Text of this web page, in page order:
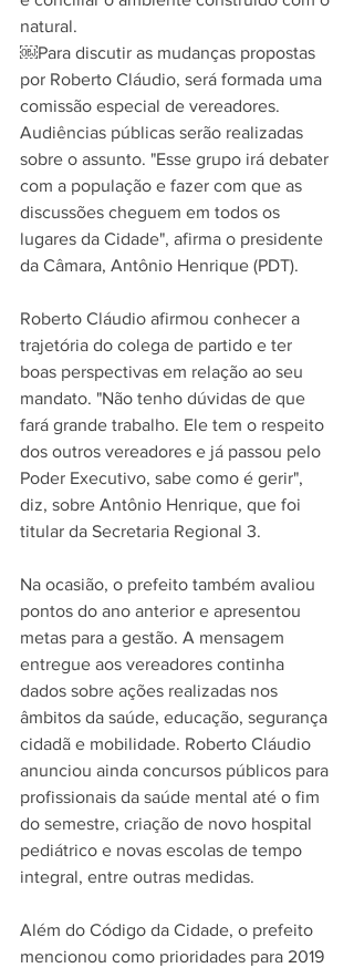
natural.
￼Para discutir as mudanças propostas
por Roberto Cláudio, será formada uma
comissão especial de vereadores.
Audiências públicas serão realizadas
sobre o assunto. "Esse grupo irá debater
com a população e fazer com que as
discussões cheguem em todos os
lugares da Cidade", afirma o presidente
da Câmara, Antônio Henrique (PDT).
Roberto Cláudio afirmou conhecer a
trajetória do colega de partido e ter
boas perspectivas em relação ao seu
mandato. "Não tenho dúvidas de que
fará grande trabalho. Ele tem o respeito
dos outros vereadores e já passou pelo
Poder Executivo, sabe como é gerir",
diz, sobre Antônio Henrique, que foi
titular da Secretaria Regional 3.
Na ocasião, o prefeito também avaliou
pontos do ano anterior e apresentou
metas para a gestão. A mensagem
entregue aos vereadores continha
dados sobre ações realizadas nos
âmbitos da saúde, educação, segurança
cidadã e mobilidade. Roberto Cláudio
anunciou ainda concursos públicos para
profissionais da saúde mental até o fim
do semestre, criação de novo hospital
pediátrico e novas escolas de tempo
integral, entre outras medidas.
Além do Código da Cidade, o prefeito
mencionou como prioridades para 2019